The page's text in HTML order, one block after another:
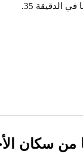
الدقيقة 35.